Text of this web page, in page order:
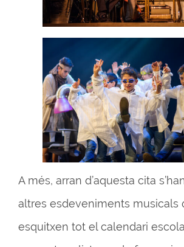
A més, arran d’aquesta cita
altres esdeveniments musicals
esquitxen tot el calendari